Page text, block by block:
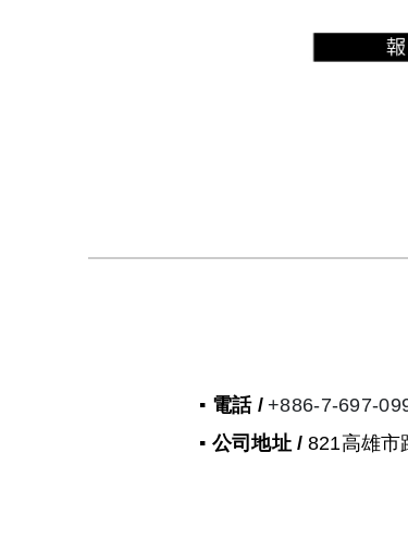
▪ 電話 / +886-7-697-
▪ 公司地址 / 821高雄市